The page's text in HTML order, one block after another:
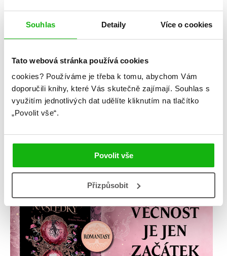
Souhlas Detaily Více o cookies
Tato webová stránka používá cookies
cookies? Používáme je třeba k tomu, abychom Vám
doporučili knihy, které Vás skutečně zajímají. Souhlas s
využitím jednotlivých dat udělíte kliknutím na tlačítko
„Povolit vše“.
Povolit vše
Přizpůsobit